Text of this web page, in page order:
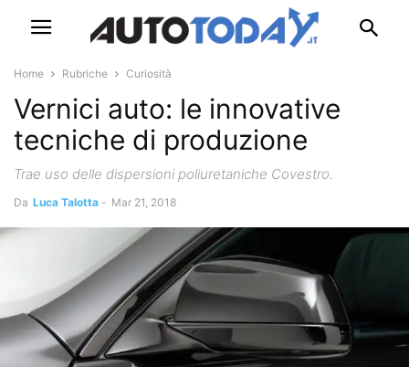
Home Rubriche Curiosità
Vernici auto: le innovative
tecniche di produzione
Trae uso delle dispersioni poliuretaniche Covestro.
Da Luca Talotta - Mar 21, 2018